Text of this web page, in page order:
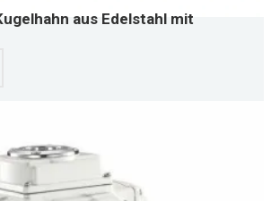
aus Edelstahl mit
die Partikelfasern